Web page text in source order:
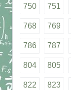
750 751
768 769
786 787
804 805
822 823